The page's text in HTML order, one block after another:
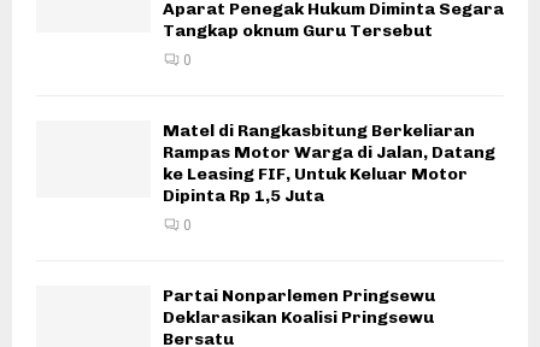
Aparat Penegak Hukum Diminta Segara
Tangkap oknum Guru Tersebut
0
Matel di Rangkasbitung Berkeliaran
Rampas Motor Warga di Jalan, Datang
ke Leasing FIF, Untuk Keluar Motor
Dipinta Rp 1,5 Juta
0
Partai Nonparlemen Pringsewu
Deklarasikan Koalisi Pringsewu
Bersatu